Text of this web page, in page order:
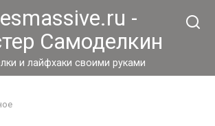
-
Самоделкин
и лайфхаки своими руками